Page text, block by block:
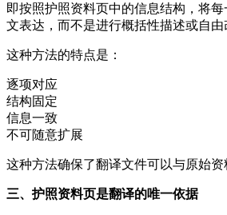
即按照护照资料页中的信息结构，将
文表达，而不是进行概括性描述或自由
这种方法的特点是：
逐项对应
结构固定
信息一致
不可随意扩展
这种方法确保了翻译文件可以与原始资
三、护照资料页是翻译的唯一依据